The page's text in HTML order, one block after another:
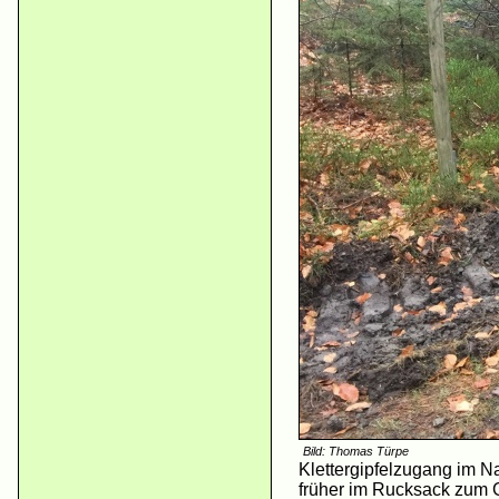
Bild: Thomas Türpe
Klettergipfelzugang im
früher im Rucksack zum